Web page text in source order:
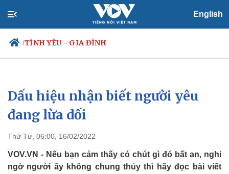
English
/TÌNH YÊU - GIA ĐÌNH
Chính trị
Đảng
Tổ chức nhân sự
Nhận diện sự thật
Xã hội
Việc làm
Biển đảo
Dấu hiệu nhận biết người yêu
đang lừa dối
Thứ Tư, 06:00, 16/02/2022
VOV.VN - Nếu bạn cảm thấy có chút gì đó bất an, nghi
ngờ người ấy không chung thủy thì hãy đọc bài viết